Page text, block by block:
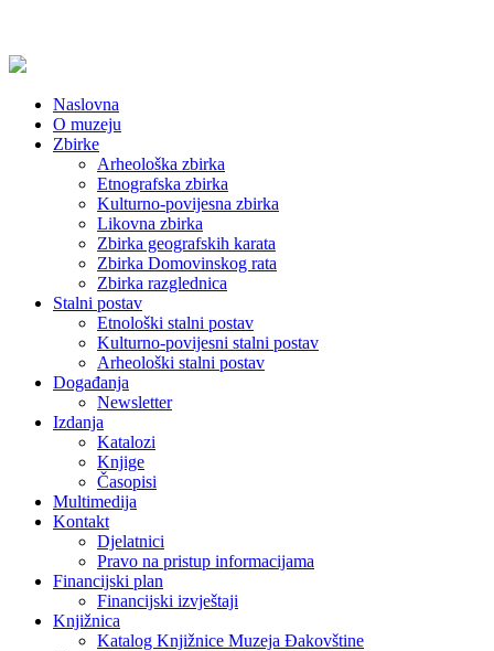
Naslovna
O muzeju
Zbirke
Arheološka zbirka
Etnografska zbirka
Kulturno-povijesna zbirka
Likovna zbirka
Zbirka geografskih karata
Zbirka Domovinskog rata
Zbirka razglednica
Stalni postav
Etnološki stalni postav
Kulturno-povijesni stalni postav
Arheološki stalni postav
Događanja
Newsletter
Izdanja
Katalozi
Knjige
Časopisi
Multimedija
Kontakt
Djelatnici
Pravo na pristup informacijama
Financijski plan
Financijski izvještaji
Knjižnica
Katalog Knjižnice Muzeja Đakovštine